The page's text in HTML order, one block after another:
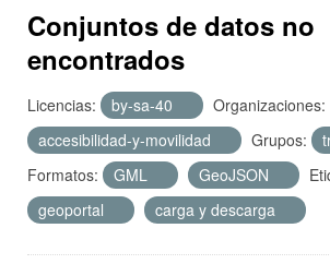
Acerca de
Conjuntos de datos no
encontrados
Licencias: by-sa-40
Organizaciones:
accesibilidad-y-movilidad
Grupos:
Formatos:
GML GeoJSON
geoportal
carga y descarga